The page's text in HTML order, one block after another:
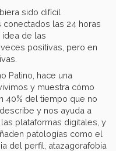
sido difícil
conectados las 24 horas
de las
positivas, pero en
Patino, hace una
y muestra cómo
40% del tiempo que no
y nos ayuda a
plataformas digitales, y
patologías como el
del perfil, atazagorafobia